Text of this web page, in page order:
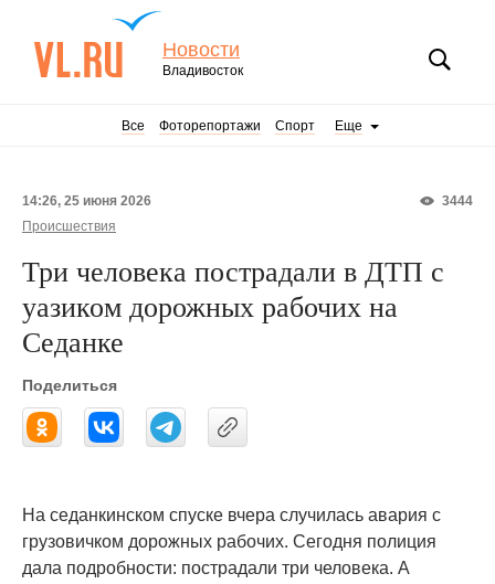
Новости
Владивосток
Все Фоторепортажи Спорт Еще
3444
14:26, 25 июня 2026
Происшествия
Три человека пострадали в ДТП с
уазиком дорожных рабочих на
Седанке
Поделиться
На седанкинском спуске вчера случилась авария с
грузовичком дорожных рабочих. Сегодня полиция
дала подробности: пострадали три человека. А